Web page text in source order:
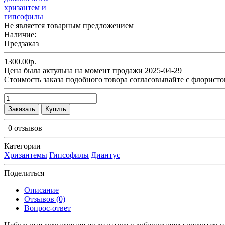
Не является товарным предложением
Наличие:
Предзаказ
1300.00р.
Цена была актульна на момент продажи 2025-04-29
Cтоимость заказа подобного товора согласовывайте с
Заказать Купить
0 отзывов
Категории
Хризантемы Гипсофилы Диантус
Поделиться
Описание
Отзывов (0)
Вопрос-ответ